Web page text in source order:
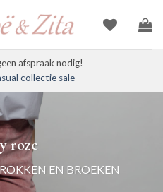
afspraak nodig!
collectie sale
roze
ROKKEN EN BROEKEN